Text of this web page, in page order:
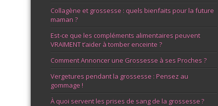
Collagène et grossesse : quels bienfaits pour la future
maman ?
Est-ce que les compléments alimentaires peuvent
VRAIMENT t’aider à tomber enceinte ?
Comment Annoncer une Grossesse à ses Proches ?
Vergetures pendant la grossesse : Pensez au
gommage !
À quoi servent les prises de sang de la grossesse ?